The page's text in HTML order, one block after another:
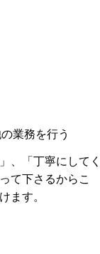
業務を行う
、「丁寧にしてく
て下さるからこ
ます。